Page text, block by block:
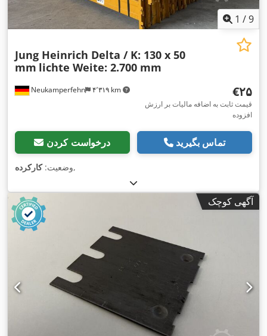
1 /9
Neukamperfehn ۴٬۳۱۹ km
Jung Heinrich Delta / K: 130 x 50
mm lichte Weite: 2.700 mm
‎€۲۵
قیمت ثابت به اضافه مالیات بر ارزش
افزوده
درخواست کردن تماس بگیرید
وضعیت:کارکرده ,
آگهی کوچک